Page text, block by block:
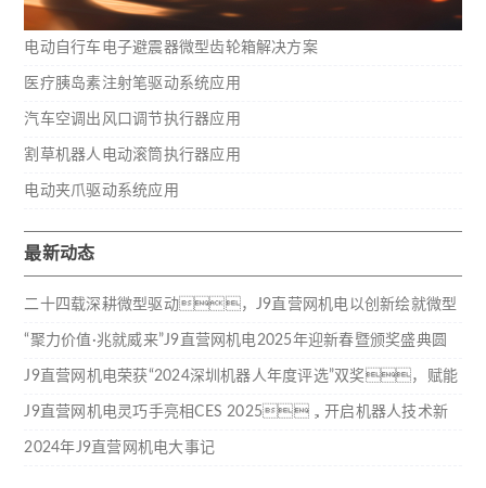
电动自行车电子避震器微型齿轮箱解决方案
医疗胰岛素注射笔驱动系统应用
汽车空调出风口调节执行器应用
割草机器人电动滚筒执行器应用
电动夹爪驱动系统应用
最新动态
二十四载深耕微型驱动，J9直营网机电以创新绘就微型
驱动新蓝图
“聚力价值·兆就威来”J9直营网机电2025年迎新春暨颁奖盛典圆
满结束
J9直营网机电荣获“2024深圳机器人年度评选”双奖，赋能
行业技术创新
J9直营网机电灵巧手亮相CES 2025，开启机器人技术新
纪元
2024年J9直营网机电大事记